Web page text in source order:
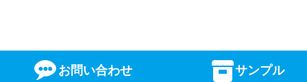
お問い合わせ サンプル